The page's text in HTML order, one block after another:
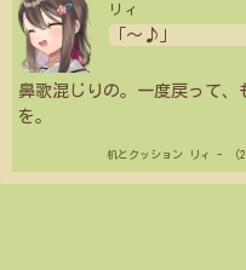
リィ
「〜♪」
鼻歌混じりの。一度戻って、
を。
机とクッション リィ - （